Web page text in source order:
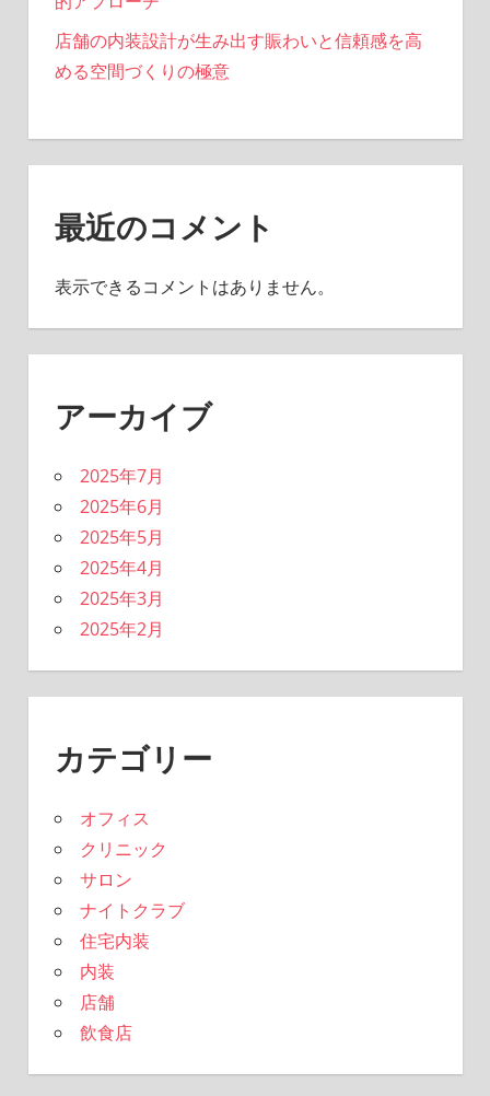
店舗の内装設計が生み出す賑わいと信頼感を高
める空間づくりの極意
最近のコメント
表示できるコメントはありません。
アーカイブ
2025年7月
2025年6月
2025年5月
2025年4月
2025年3月
2025年2月
カテゴリー
オフィス
クリニック
サロン
ナイトクラブ
住宅内装
内装
店舗
飲食店